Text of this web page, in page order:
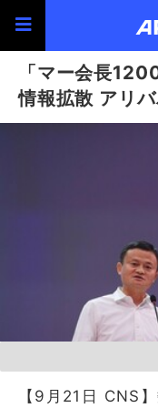
「マー会長
情報拡散 アリバ
【9月21日 CNS